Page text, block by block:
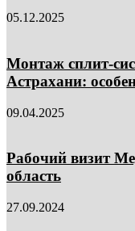
05.12.2025
Монтаж сплит-
Астрахани:
09.04.2025
Рабочий визит
область
27.09.2024